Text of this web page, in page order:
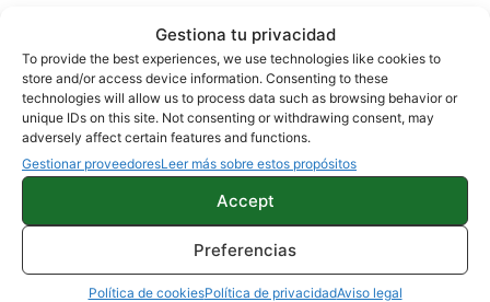
Gestiona tu privacidad
To provide the best experiences, we use technologies like cookies to
store and/or access device information. Consenting to these
technologies will allow us to process data such as browsing behavior or
unique IDs on this site. Not consenting or withdrawing consent, may
adversely affect certain features and functions.
Gestionar proveedoresLeer más sobre estos propósitos
Accept
Preferencias
Política de cookiesPolítica de privacidadAviso legal
muestra como una herramienta independiente que
no funciona como parte de la plataforma. De esta
forma se ha decidido eliminar la compilación
AOSP. Eso sí, la app seguirá existiendo con código
abierto por separado.